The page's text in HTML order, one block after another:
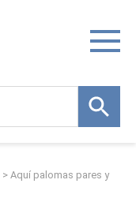
> Aquí palomas pares y